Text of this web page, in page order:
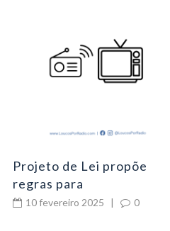
Projeto de Lei propõe
regras para
pronunciamentos em rádio
10 fevereiro 2025 | 0